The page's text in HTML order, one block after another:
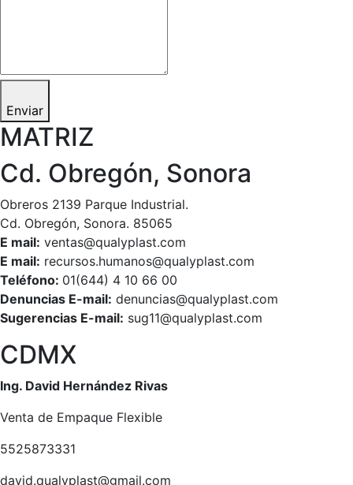
Enviar
MATRIZ
Cd. Obregón, Sonora
Obreros 2139 Parque Industrial.
Cd. Obregón, Sonora. 85065
E mail: ventas@qualyplast.com
E mail: recursos.humanos@qualyplast.com
Teléfono: 01(644) 4 10 66 00
Denuncias E-mail: denuncias@qualyplast.com
Sugerencias E-mail: sug11@qualyplast.com
CDMX
Ing. David Hernández Rivas
Venta de Empaque Flexible
5525873331
david.qualyplast@gmail.com